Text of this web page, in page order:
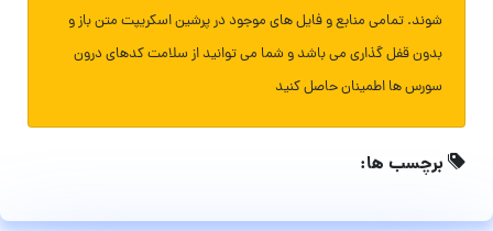
شوند. تمامی منابع و فایل های موجود در پرشین اسکریپت متن باز و
بدون قفل گذاری می باشد و شما می توانید از سلامت کدهای درون
سورس ها اطمینان حاصل کنید
برچسب ها: